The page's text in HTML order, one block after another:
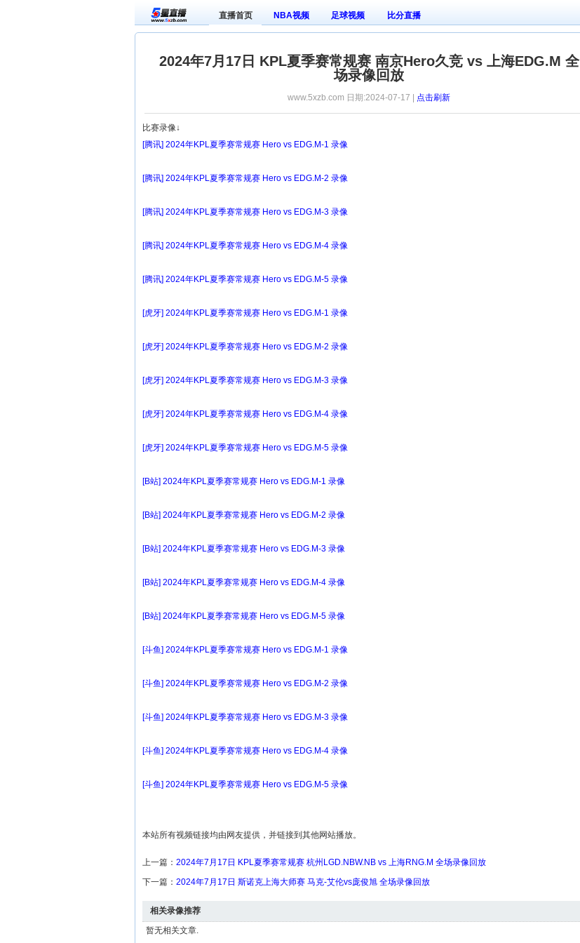
直播首页 NBA视频 足球视频 比分直播
2024年7月17日 KPL夏季赛常规赛 南京Hero久竞 vs 上海EDG.M 全
场录像回放
www.5xzb.com 日期:2024-07-17 | 点击刷新
比赛录像↓
[腾讯] 2024年KPL夏季赛常规赛 Hero vs EDG.M-1 录像
[腾讯] 2024年KPL夏季赛常规赛 Hero vs EDG.M-2 录像
[腾讯] 2024年KPL夏季赛常规赛 Hero vs EDG.M-3 录像
[腾讯] 2024年KPL夏季赛常规赛 Hero vs EDG.M-4 录像
[腾讯] 2024年KPL夏季赛常规赛 Hero vs EDG.M-5 录像
[虎牙] 2024年KPL夏季赛常规赛 Hero vs EDG.M-1 录像
[虎牙] 2024年KPL夏季赛常规赛 Hero vs EDG.M-2 录像
[虎牙] 2024年KPL夏季赛常规赛 Hero vs EDG.M-3 录像
[虎牙] 2024年KPL夏季赛常规赛 Hero vs EDG.M-4 录像
[虎牙] 2024年KPL夏季赛常规赛 Hero vs EDG.M-5 录像
[B站] 2024年KPL夏季赛常规赛 Hero vs EDG.M-1 录像
[B站] 2024年KPL夏季赛常规赛 Hero vs EDG.M-2 录像
[B站] 2024年KPL夏季赛常规赛 Hero vs EDG.M-3 录像
[B站] 2024年KPL夏季赛常规赛 Hero vs EDG.M-4 录像
[B站] 2024年KPL夏季赛常规赛 Hero vs EDG.M-5 录像
[斗鱼] 2024年KPL夏季赛常规赛 Hero vs EDG.M-1 录像
[斗鱼] 2024年KPL夏季赛常规赛 Hero vs EDG.M-2 录像
[斗鱼] 2024年KPL夏季赛常规赛 Hero vs EDG.M-3 录像
[斗鱼] 2024年KPL夏季赛常规赛 Hero vs EDG.M-4 录像
[斗鱼] 2024年KPL夏季赛常规赛 Hero vs EDG.M-5 录像
本站所有视频链接均由网友提供，并链接到其他网站播放。
上一篇： 2024年7月17日 KPL夏季赛常规赛 杭州LGD.NBW.NB vs 上海RNG.M 全场录像回放
下一篇： 2024年7月17日 斯诺克上海大师赛 马克-艾伦vs庞俊旭 全场录像回放
相关录像推荐
暂无相关文章.